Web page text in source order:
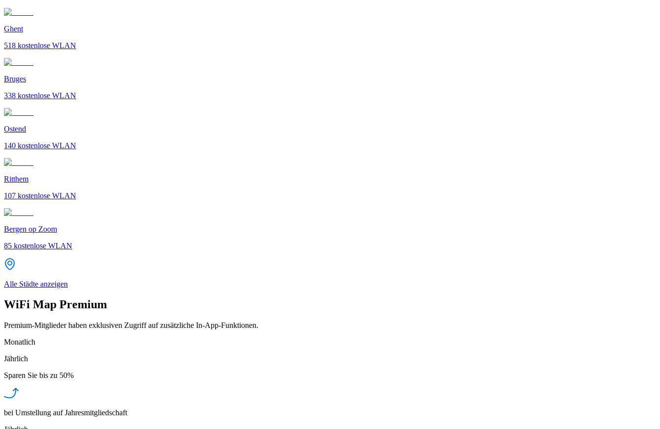
Ghent
518 kostenlose WLAN
Bruges
338 kostenlose WLAN
Ostend
140 kostenlose WLAN
Ritthem
107 kostenlose WLAN
Bergen op Zoom
85 kostenlose WLAN
Alle Städte anzeigen
WiFi Map Premium
Premium-Mitglieder haben exklusiven Zugriff auf zusätzliche In-App-Funktionen.
Monatlich
Jährlich
Sparen Sie bis zu 50%
bei Umstellung auf Jahresmitgliedschaft